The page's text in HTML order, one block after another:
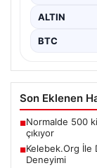
ALTIN
BTC
Son Eklenen
■Normalde 500
çıkıyor
■Kelebek.Org İle
Deneyimi